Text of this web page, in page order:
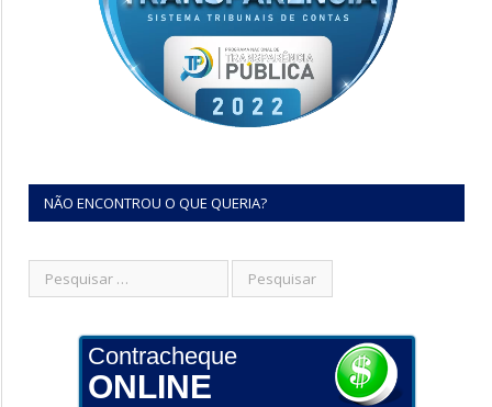
NÃO ENCONTROU O QUE QUERIA?
Contracheque
ONLINE